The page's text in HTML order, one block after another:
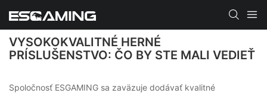
VYSOKOKVALITNÉ HERNÉ
PRÍSLUŠENSTVO: ČO BY STE MALI VEDIEŤ
Spoločnosť ESGAMING sa zaväzuje dodávať kvalitné